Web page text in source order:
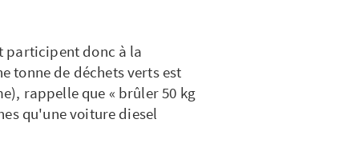
participent donc à la
tonne de déchets verts est
rappelle que « brûler 50 kg
qu'une voiture diesel